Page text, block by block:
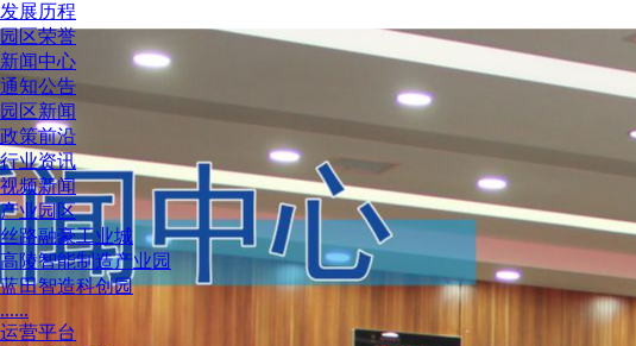
发展历程
园区荣誉
新闻中心
通知公告
园区新闻
政策前沿
行业资讯
视频新闻
产业园区
丝路融豪工业城
高陵智能制造产业园
蓝田智造科创园
......
运营平台